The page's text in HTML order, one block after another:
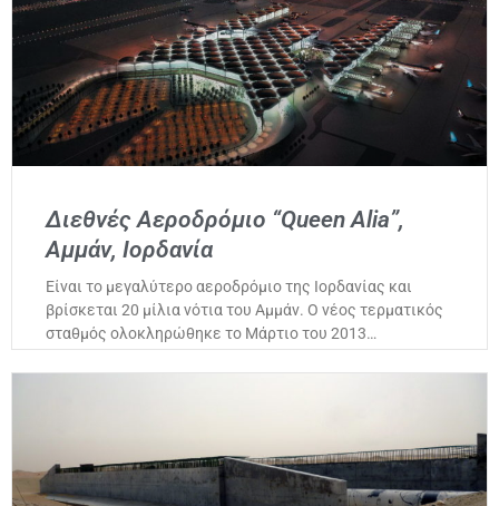
Διεθνές Αεροδρόμιο “Queen Alia”,
Αμμάν, Ιορδανία
Είναι το μεγαλύτερο αεροδρόμιο της Ιορδανίας και
βρίσκεται 20 μίλια νότια του Αμμάν. Ο νέος τερματικός
σταθμός ολοκληρώθηκε το Μάρτιο του 2013…